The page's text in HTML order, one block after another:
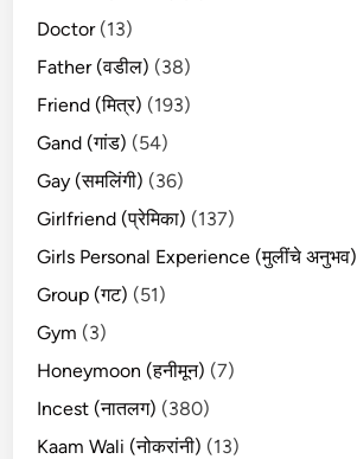
Doctor(13)
Father (वडील) (38)
Friend (मित्र) (193)
Gand (गांड) (54)
Gay (समलिंगी) (36)
Girlfriend (प्रेमिका) (137)
Girls Personal Experience (मुलींचे अनुभव)
Group (गट) (51)
Gym (3)
Honeymoon (हनीमून) (7)
Incest (नातलग) (380)
Kaam Wali (नोकरांनी) (13)